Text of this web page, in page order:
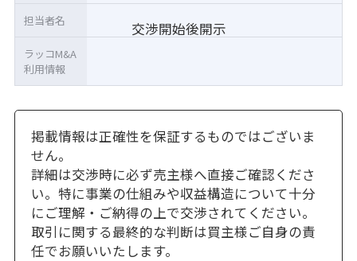
交渉開始後開示
担当者名
ラッコM&A
利用情報
掲載情報は正確性を保証するものではございま
せん。
詳細は交渉時に必ず売主様へ直接ご確認くださ
い。特に事業の仕組みや収益構造について十分
にご理解・ご納得の上で交渉されてください。
取引に関する最終的な判断は買主様ご自身の責
任でお願いいたします。